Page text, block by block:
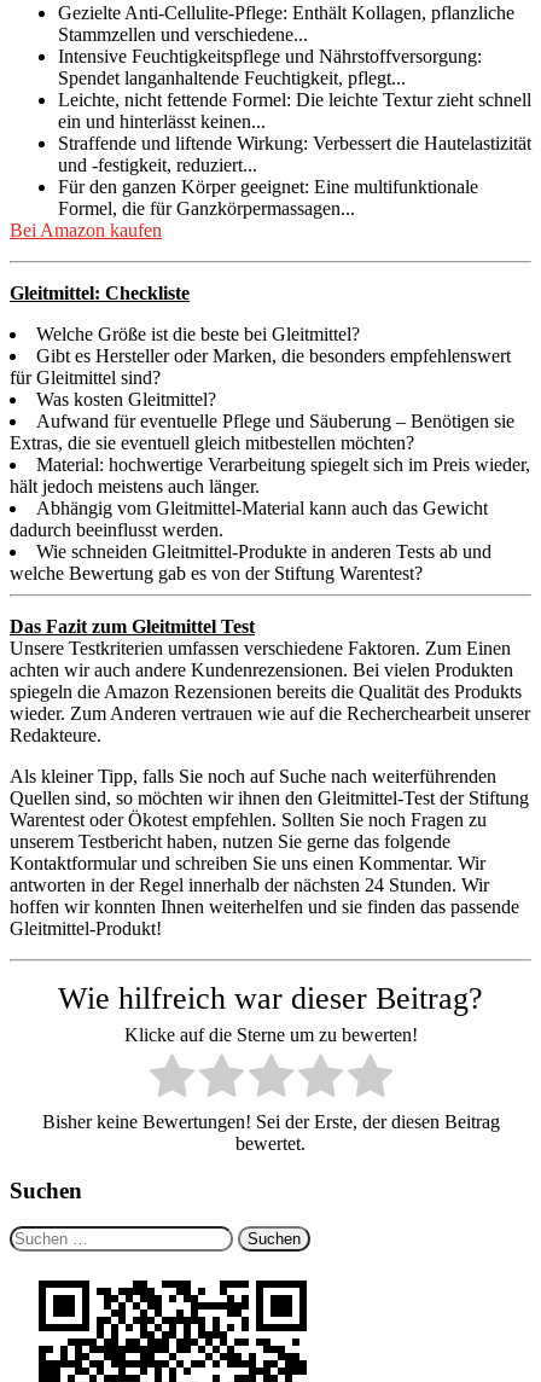
Gezielte Anti-Cellulite-Pflege: Enthält Kollagen, pflanzliche
Stammzellen und verschiedene...
Intensive Feuchtigkeitspflege und Nährstoffversorgung:
Spendet langanhaltende Feuchtigkeit, pflegt...
Leichte, nicht fettende Formel: Die leichte Textur zieht schnell
ein und hinterlässt keinen...
Straffende und liftende Wirkung: Verbessert die Hautelastizität
und -festigkeit, reduziert...
Für den ganzen Körper geeignet: Eine multifunktionale
Formel, die für Ganzkörpermassagen...
Bei Amazon kaufen
Gleitmittel: Checkliste
Welche Größe ist die beste bei Gleitmittel?
Gibt es Hersteller oder Marken, die besonders empfehlenswert
für Gleitmittel sind?
Was kosten Gleitmittel?
Aufwand für eventuelle Pflege und Säuberung – Benötigen sie
Extras, die sie eventuell gleich mitbestellen möchten?
Material: hochwertige Verarbeitung spiegelt sich im Preis wieder,
hält jedoch meistens auch länger.
Abhängig vom Gleitmittel-Material kann auch das Gewicht
dadurch beeinflusst werden.
Wie schneiden Gleitmittel-Produkte in anderen Tests ab und
welche Bewertung gab es von der Stiftung Warentest?
Das Fazit zum Gleitmittel Test
Unsere Testkriterien umfassen verschiedene Faktoren. Zum Einen
achten wir auch andere Kundenrezensionen. Bei vielen Produkten
spiegeln die Amazon Rezensionen bereits die Qualität des Produkts
wieder. Zum Anderen vertrauen wie auf die Recherchearbeit unserer
Redakteure.
Als kleiner Tipp, falls Sie noch auf Suche nach weiterführenden
Quellen sind, so möchten wir ihnen den Gleitmittel-Test der Stiftung
Warentest oder Ökotest empfehlen. Sollten Sie noch Fragen zu
unserem Testbericht haben, nutzen Sie gerne das folgende
Kontaktformular und schreiben Sie uns einen Kommentar. Wir
antworten in der Regel innerhalb der nächsten 24 Stunden. Wir
hoffen wir konnten Ihnen weiterhelfen und sie finden das passende
Gleitmittel-Produkt!
Wie hilfreich war dieser Beitrag?
Klicke auf die Sterne um zu bewerten!
Bisher keine Bewertungen! Sei der Erste, der diesen Beitrag
bewertet.
Suchen
Suchen
nach: